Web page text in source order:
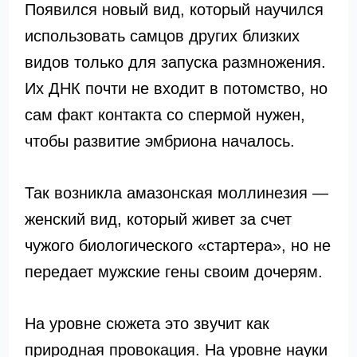
Появился новый вид, который научился
использовать самцов других близких
видов только для запуска размножения.
Их ДНК почти не входит в потомство, но
сам факт контакта со спермой нужен,
чтобы развитие эмбриона началось.
Так возникла амазонская моллинезия —
женский вид, который живет за счет
чужого биологического «стартера», но не
передает мужские гены своим дочерям.
На уровне сюжета это звучит как
природная провокация. На уровне науки